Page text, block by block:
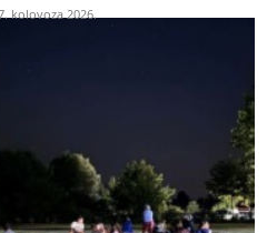
kolovoza 2026.